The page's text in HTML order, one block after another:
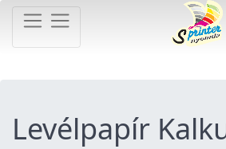
Levélpapír